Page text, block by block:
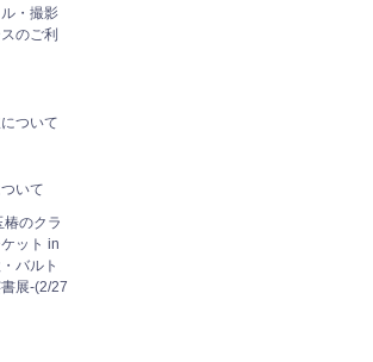
・撮影
のご利
ついて
いて
のクラ
ット in
バルト
展-(2/27